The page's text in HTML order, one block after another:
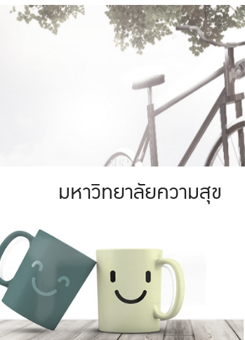
มหาวิทยาลัย
ให้กับประชาชน
มหาวิทยาลัยความสุข